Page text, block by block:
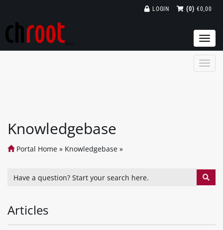
(0) €0,00
LOGIN
Knowledgebase
Portal Home » Knowledgebase »
Articles